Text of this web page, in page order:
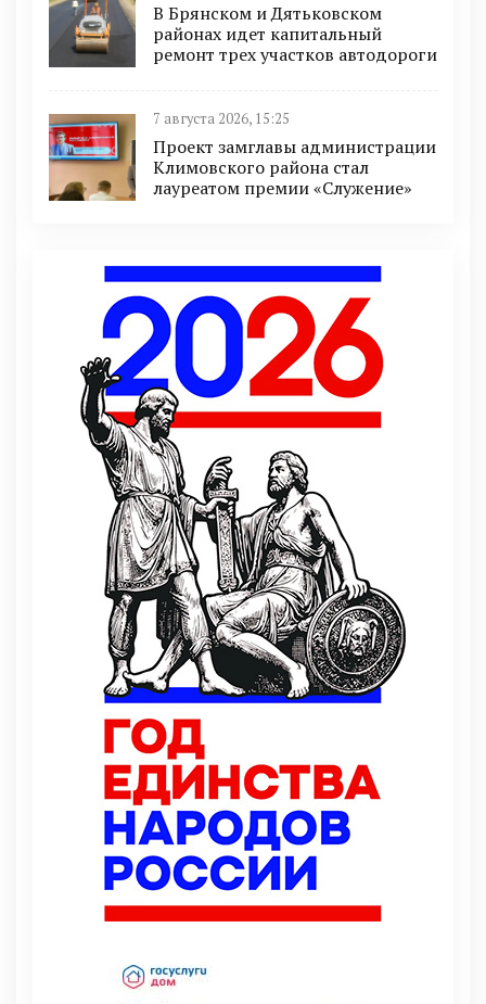
В Брянском и Дятьковском
районах идет капитальный
ремонт трех участков автодороги
7 августа 2026, 15:25
Проект замглавы администрации
Климовского района стал
лауреатом премии «Служение»